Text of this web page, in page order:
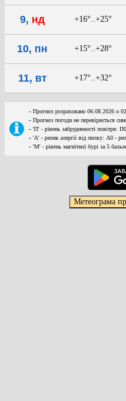
9, нд +16°..+25°
10, пн +15°..+28°
11, вт +17°..+32°
- Прогноз розраховано 06.08.2026 о
- Прогноз погоди не перевіряється
- 'П' - рівень забрудненості повітря:
- 'А' - ризик алергії від пилку: А0 -
- 'М' - рівень магнітної бурі за 5